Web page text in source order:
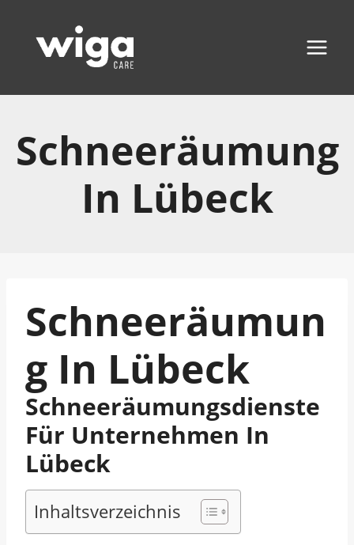
Inhalt
springen
Schneeräumung
In Lübeck
Schneeräumun
G In Lübeck
Schneeräumungsdienste
Für Unternehmen In
Lübeck
Inhaltsverzeichnis